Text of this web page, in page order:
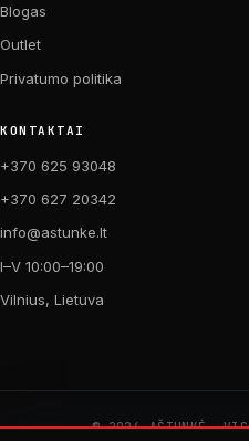
Blogas
Outlet
Privatumo politika
KONTAKTAI
+370 625 93048
+370 627 20342
info@astunke.lt
I–V 10:00–19:00
Vilnius, Lietuva
© 2026 AŠTUNKĖ.